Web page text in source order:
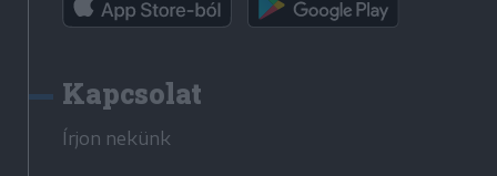
Kapcsolat
Írjon nekünk